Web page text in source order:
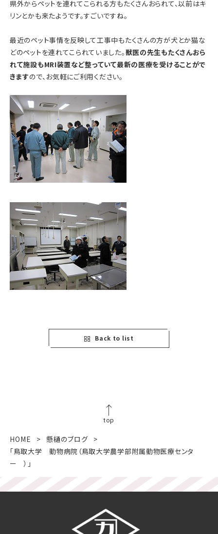
県外からペットを連れてこられる方もたくさんおられて、以前はキ
リンとかも来たようです。すごいですね。
最近のペット事情を反映して工事中もたくさんの方が犬とか猫な
どのペットを連れてこられていました。獣医の先生もたくさんおら
れて施設もMRI装置など整っていて最新の医療を受けることがで
きますので、お気軽にご利用ください。
Back to list
top
HOME
懸樋のブログ
「鳥取大学 動物病院（鳥取大学農学部附属動物医療センタ
ー ）」